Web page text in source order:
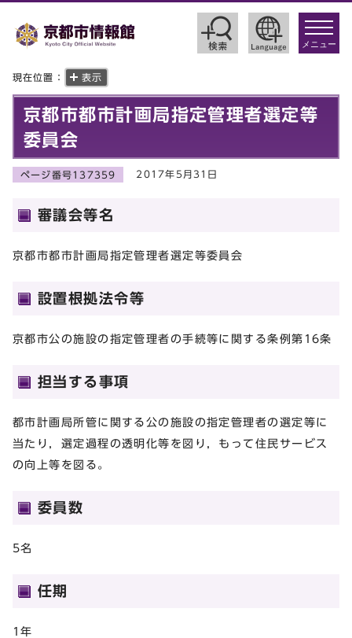
toggle
メニュー
現在位置： 表示
京都市都市計画局指定管理者選定等
委員会
ページ番号137359 2017年5月31日
審議会等名
京都市都市計画局指定管理者選定等委員会
設置根拠法令等
京都市公の施設の指定管理者の手続等に関する条例第16条
担当する事項
都市計画局所管に関する公の施設の指定管理者の選定等に
当たり，選定過程の透明化等を図り，もって住民サービス
の向上等を図る。
委員数
5名
任期
1年